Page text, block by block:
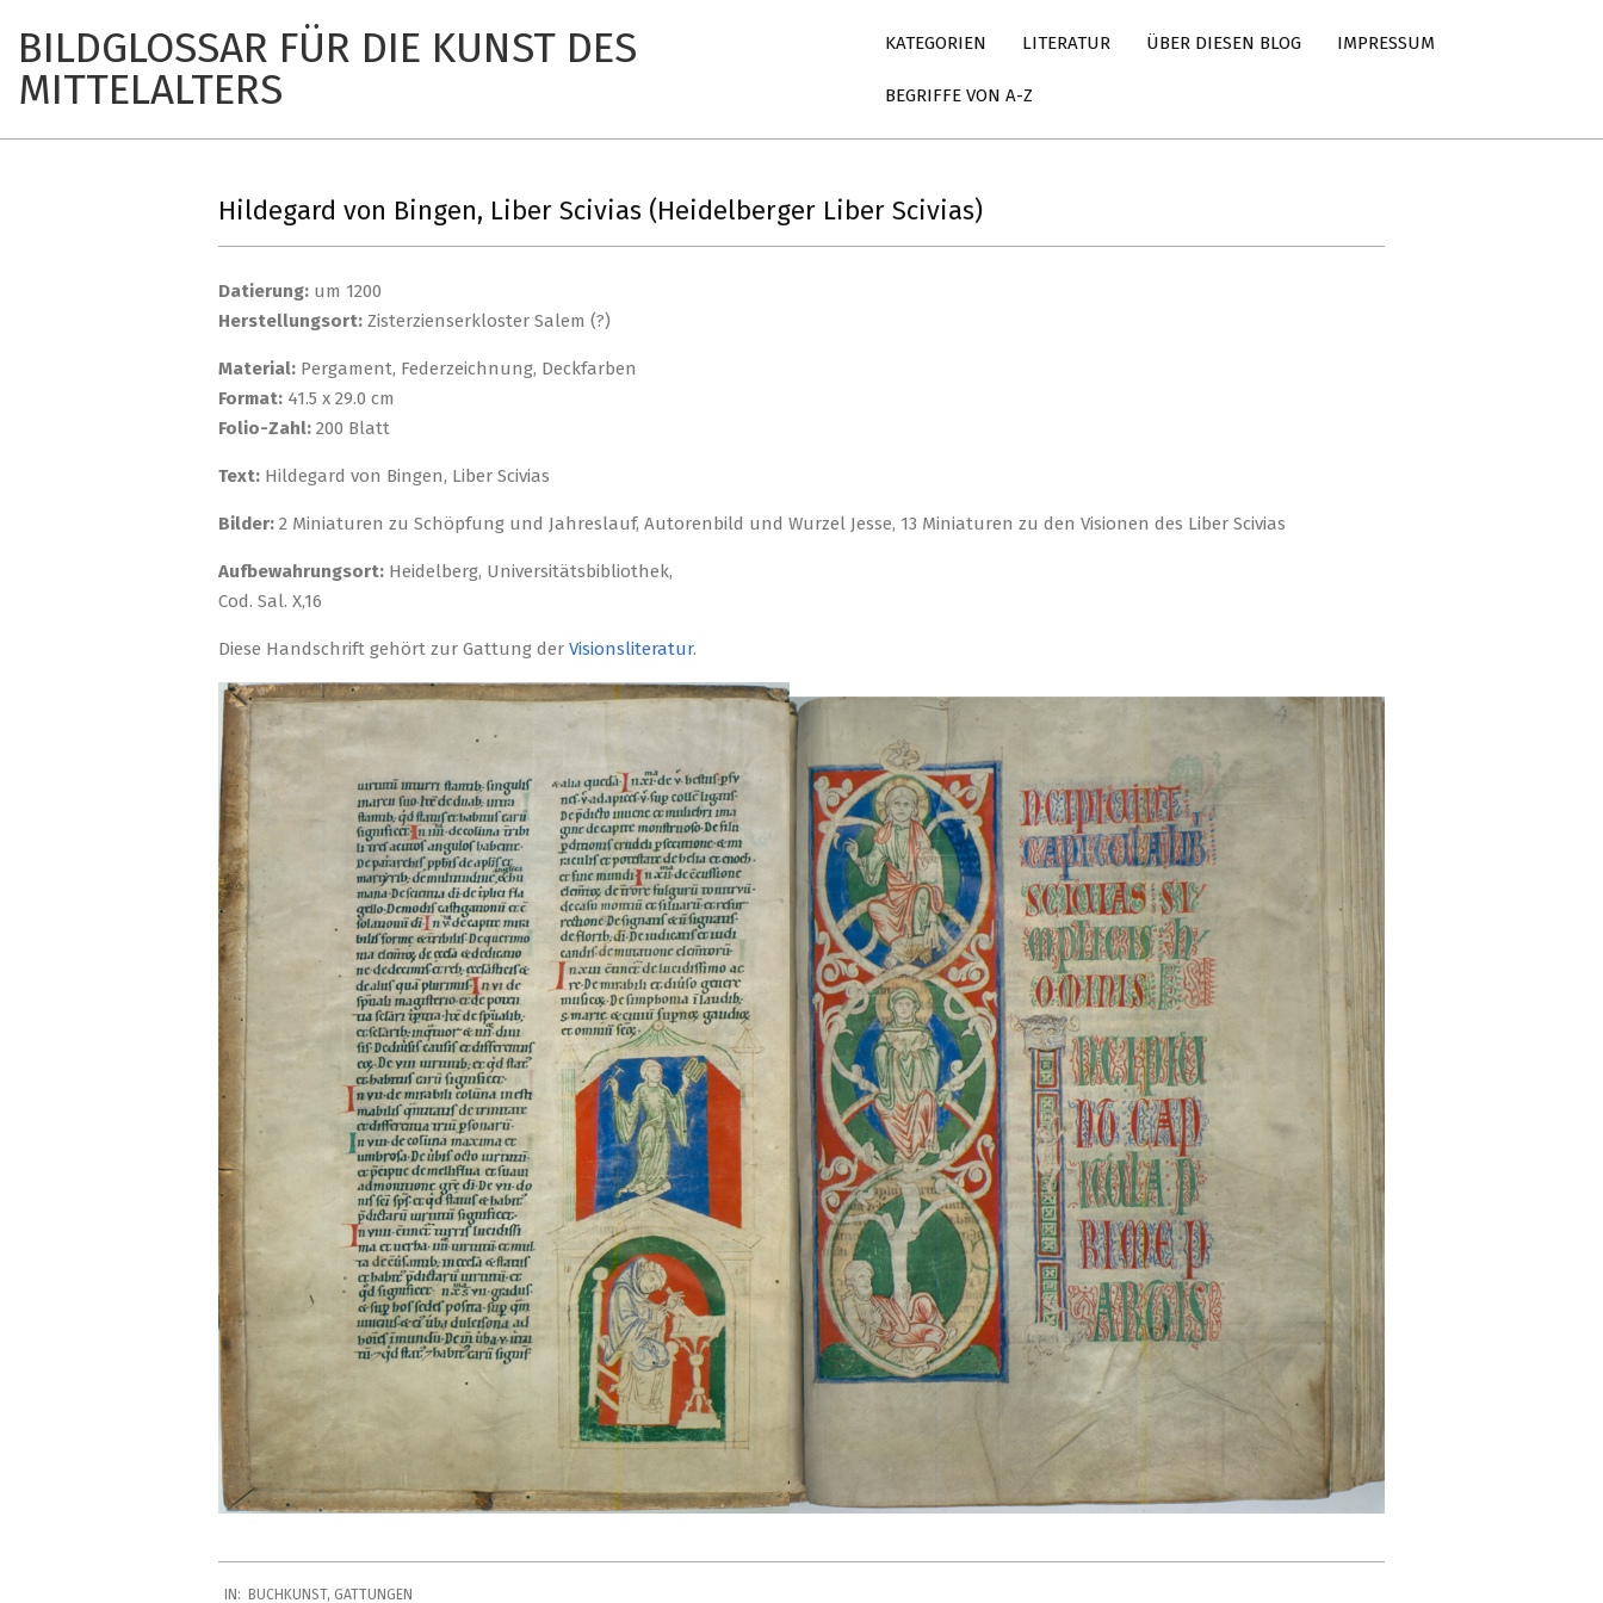
content
BILDGLOSSAR FÜR DIE KUNST DES
MITTELALTERS
Menu
KATEGORIEN LITERATUR ÜBER DIESEN BLOG IMPRESSUM
BEGRIFFE VON A-Z
Hildegard von Bingen, Liber Scivias (Heidelberger Liber Scivias)
Datierung: um 1200
Herstellungsort: Zisterzienserkloster Salem (?)
Material: Pergament, Federzeichnung, Deckfarben
Format: 41.5 x 29.0 cm
Folio-Zahl: 200 Blatt
Text: Hildegard von Bingen, Liber Scivias
Bilder: 2 Miniaturen zu Schöpfung und Jahreslauf, Autorenbild und Wurzel Jesse, 13 Miniaturen zu den Visionen des Liber Scivias
Aufbewahrungsort: Heidelberg, Universitätsbibliothek,
Cod. Sal. X,16
Diese Handschrift gehört zur Gattung der Visionsliteratur.
IN: BUCHKUNST, GATTUNGEN